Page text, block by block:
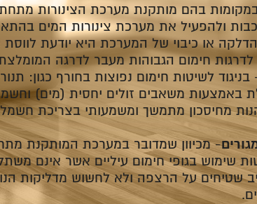
בהם מותקנת מערכת הצינורות
ולהפעיל את מערכת צינורות המים
או כיבוי של המערכת היא יודעת
חימום הגבוהות מעבר לדרגה
בניגוד לשיטות חימום נפוצות בחורף כגון:
משאבים זולים יחסית (מים)
מחיסכון מתמשך ומשמעותי בצריכת
- מכיוון שמדובר במערכת המותקנת
שימוש בגופי חימום עיליים אשר אינם
שטיחים על הרצפה ולא לחשוש מדליקות